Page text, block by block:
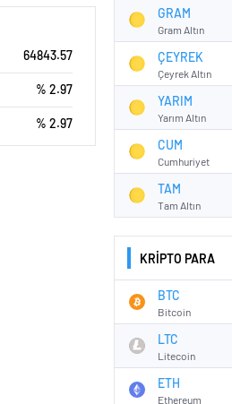
64843.57
% 2.97
% 2.97
GRAM
Gram Altın
ÇEYREK
Çeyrek Altın
YARIM
Yarım Altın
CUM
Cumhuriyet
TAM
Tam Altın
KRİPTO PARA
BTC
Bitcoin
LTC
Litecoin
ETH
Ethereum